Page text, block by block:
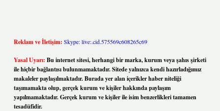
Reklam ve İletişim: Skype: live:.cid.575569c608265c69
Yasal Uyarı: Bu internet sitesi, herhangi bir marka, kurum veya şahıs şirketi
ile hiçbir bağlantısı bulunmamaktadır. Sitede yalnızca kendi hazırladığımız
makaleler paylaşılmaktadır. Burada yer alan içerikler haber niteliği
taşımamakta olup, gerçek kurum ve kişiler hakkında paylaşım
yapılmamaktadır. Gerçek kurum ve kişiler ile isim benzerlikleri tamamen
tesadüfidir.